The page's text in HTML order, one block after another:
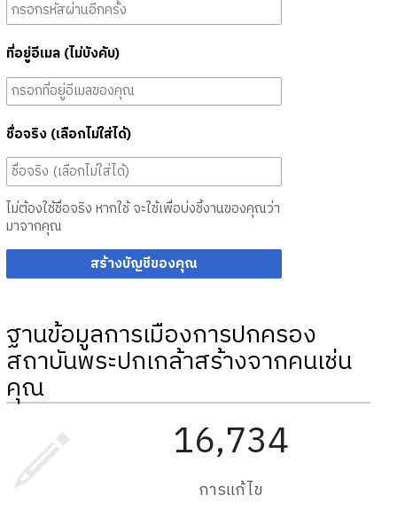
ที่อยู่อีเมล (ไม่บังคับ)
ชื่อจริง (เลือกไม่ใส่ได้)
ไม่ต้องใช้ชื่อจริง หากใช้ จะใช้เพื่อบ่งชี้งานของคุณว่า
มาจากคุณ
สร้างบัญชีของคุณ
ฐานข้อมูลการเมืองการปกครอง
สถาบันพระปกเกล้าสร้างจากคนเช่น
คุณ
16,734
การแก้ไข